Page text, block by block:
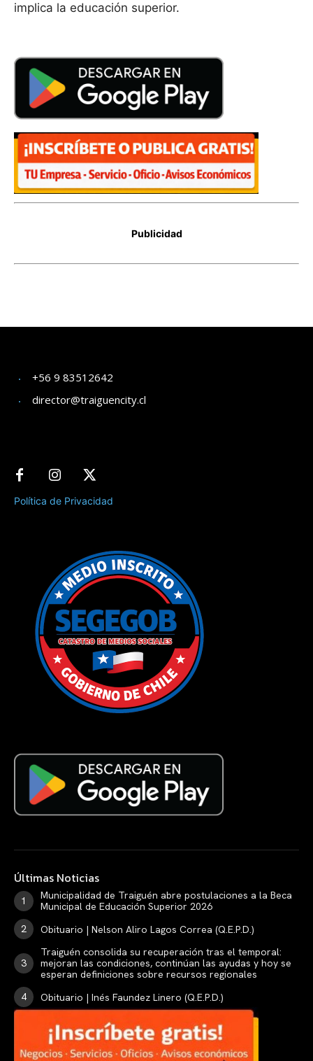
+56 9 83512642
director@traiguencity.cl
Política de Privacidad
Últimas Noticias
Municipalidad de Traiguén abre postulaciones a la Beca
Municipal de Educación Superior 2026
Obituario | Nelson Aliro Lagos Correa (Q.E.P.D.)
Traiguén consolida su recuperación tras el temporal:
mejoran las condiciones, continúan las ayudas y hoy se
esperan definiciones sobre recursos regionales
Obituario | Inés Faundez Linero (Q.E.P.D.)